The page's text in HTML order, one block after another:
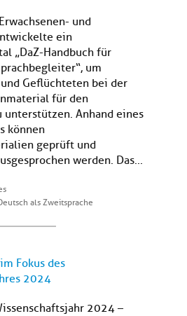
und
ein
„DaZ-Handbuch für
um
Geflüchteten bei der
für den
unterstützen. Anhand eines
können
geprüft und
werden. Das...
als Zweitsprache
Fokus des
2024
2024 –